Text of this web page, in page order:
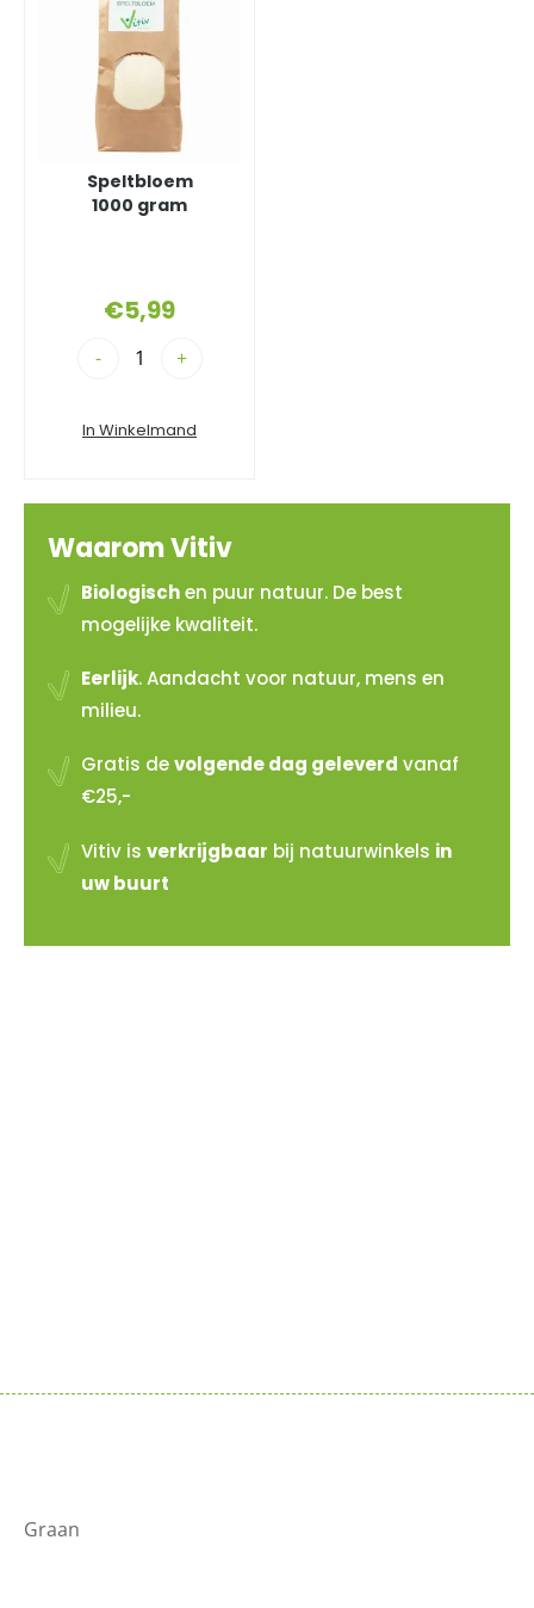
Speltbloem
1000 gram
€5,99
- +
In Winkelmand
Waarom Vitiv
Biologischen puur natuur. De best
mogelijke kwaliteit.
Eerlijk. Aandacht voor natuur, mens en
milieu.
Gratis devolgende dag geleverd vanaf
€25,-
Vitiv is verkrijgbaar bij natuurwinkels in
uw buurt
Graan